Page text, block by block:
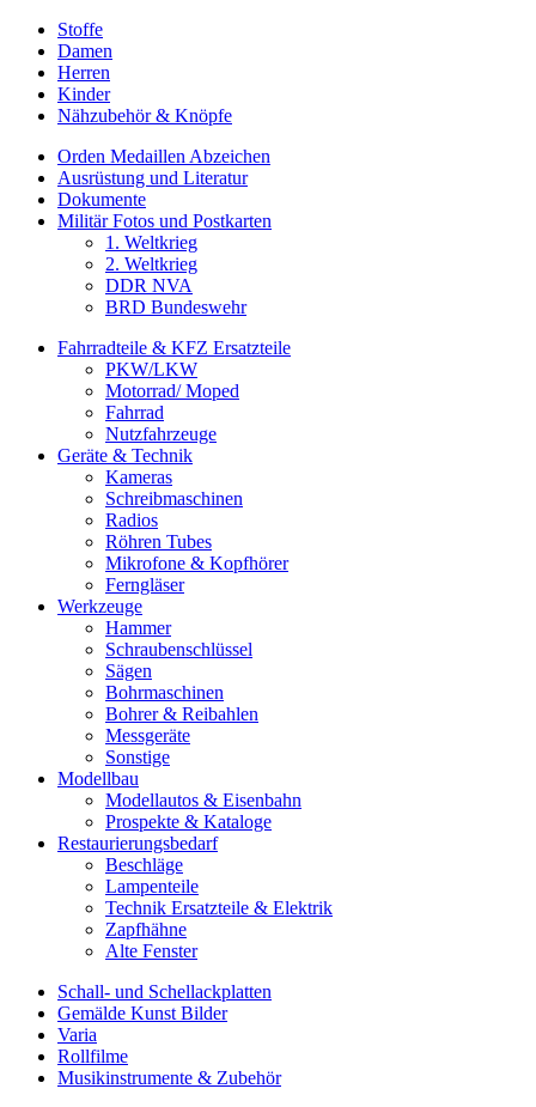
Stoffe
Damen
Herren
Kinder
Nähzubehör & Knöpfe
Orden Medaillen Abzeichen
Ausrüstung und Literatur
Dokumente
Militär Fotos und Postkarten
1. Weltkrieg
2. Weltkrieg
DDR NVA
BRD Bundeswehr
Fahrradteile & KFZ Ersatzteile
PKW/LKW
Motorrad/ Moped
Fahrrad
Nutzfahrzeuge
Geräte & Technik
Kameras
Schreibmaschinen
Radios
Röhren Tubes
Mikrofone & Kopfhörer
Ferngläser
Werkzeuge
Hammer
Schraubenschlüssel
Sägen
Bohrmaschinen
Bohrer & Reibahlen
Messgeräte
Sonstige
Modellbau
Modellautos & Eisenbahn
Prospekte & Kataloge
Restaurierungsbedarf
Beschläge
Lampenteile
Technik Ersatzteile & Elektrik
Zapfhähne
Alte Fenster
Schall- und Schellackplatten
Gemälde Kunst Bilder
Varia
Rollfilme
Musikinstrumente & Zubehör